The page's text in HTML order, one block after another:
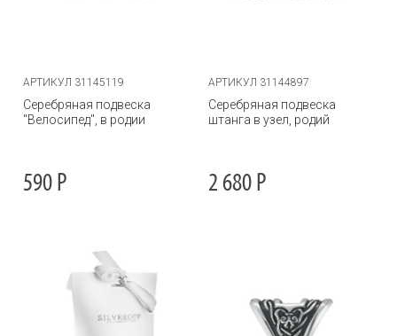
АРТИКУЛ 31145119
Серебряная подвеска
"Велосипед", в родии
590 Р
АРТИКУЛ 31144897
Серебряная подвеска
штанга в узел, родий
2 680 Р